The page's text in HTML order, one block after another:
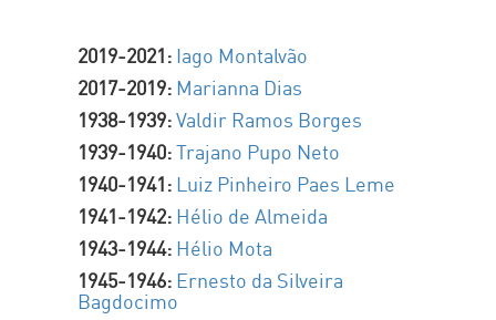
2019-2021: Iago Montalvão
2017-2019: Marianna Dias
1938-1939:Valdir Ramos Borges
1939-1940:Trajano Pupo Neto
1940-1941: Luiz Pinheiro Paes Leme
1941-1942: Hélio de Almeida
1943-1944: Hélio Mota
1945-1946: Ernesto da Silveira
Bagdocimo